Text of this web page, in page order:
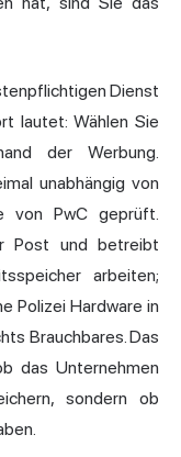
Dienst
lautet: Wählen Sie
der Werbung.
unabhängig von
von PwC geprüft.
Post und betreibt
arbeiten;
Polizei Hardware in
Brauchbares. Das
das Unternehmen
sondern ob